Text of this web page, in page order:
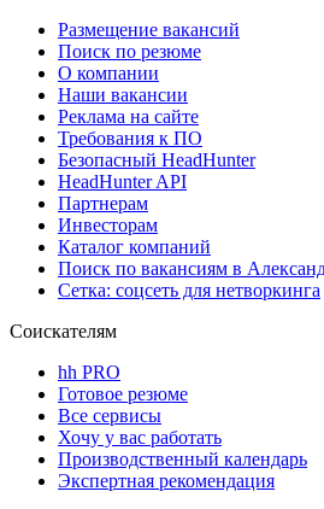
Размещение вакансий
Поиск по резюме
О компании
Наши вакансии
Реклама на сайте
Требования к ПО
Безопасный HeadHunter
HeadHunter API
Партнерам
Инвесторам
Каталог компаний
Поиск по вакансиям в
Сетка: соцсеть для нетворкинга
Соискателям
hh PRO
Готовое резюме
Все сервисы
Хочу у вас работать
Производственный календарь
Экспертная рекомендация